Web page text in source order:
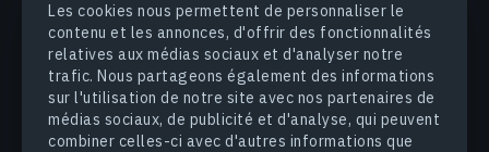
Les cookies nous permettent de personnaliser le
contenu et les annonces, d'offrir des fonctionnalités
relatives aux médias sociaux et d'analyser notre
trafic. Nous partageons également des informations
sur l'utilisation de notre site avec nos partenaires de
médias sociaux, de publicité et d'analyse, qui peuvent
combiner celles-ci avec d'autres informations que
INDUSTRIES
ENTREPRISE
DÉCOUVRIR